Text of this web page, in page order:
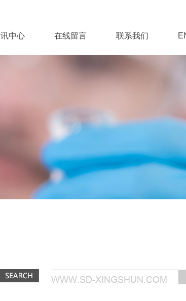
中心 在线留言 联系我们